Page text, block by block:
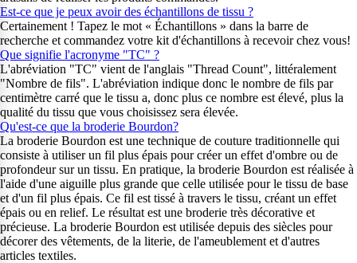
Est-ce que je peux avoir des échantillons de tissu ?
Certainement ! Tapez le mot « Échantillons » dans la barre de
recherche et commandez votre kit d'échantillons à recevoir chez vous!
Que signifie l'acronyme "TC" ?
L'abréviation "TC" vient de l'anglais "Thread Count", littéralement
"Nombre de fils". L'abréviation indique donc le nombre de fils par
centimètre carré que le tissu a, donc plus ce nombre est élevé, plus la
qualité du tissu que vous choisissez sera élevée.
Qu'est-ce que la broderie Bourdon?
La broderie Bourdon est une technique de couture traditionnelle qui
consiste à utiliser un fil plus épais pour créer un effet d'ombre ou de
profondeur sur un tissu. En pratique, la broderie Bourdon est réalisée à
l'aide d'une aiguille plus grande que celle utilisée pour le tissu de base
et d'un fil plus épais. Ce fil est tissé à travers le tissu, créant un effet
épais ou en relief. Le résultat est une broderie très décorative et
précieuse. La broderie Bourdon est utilisée depuis des siècles pour
décorer des vêtements, de la literie, de l'ameublement et d'autres
articles textiles.